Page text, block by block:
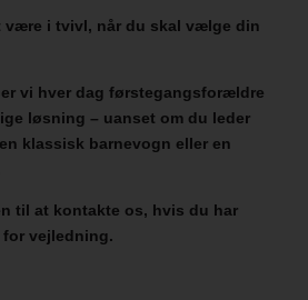
være i tvivl, når du skal vælge din
vi hver dag førstegangsforældre
løsning – uanset om du leder
klassisk barnevogn eller en
til at kontakte os, hvis du har
vejledning.